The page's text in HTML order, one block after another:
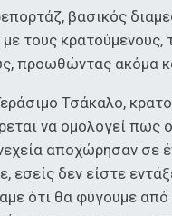
βασικός
με τους
προωθώντας ακόμα
Τσάκαλο,
να ομολογεί πως
αποχώρησαν σε
εσείς δεν είστε
ότι θα φύγουμε